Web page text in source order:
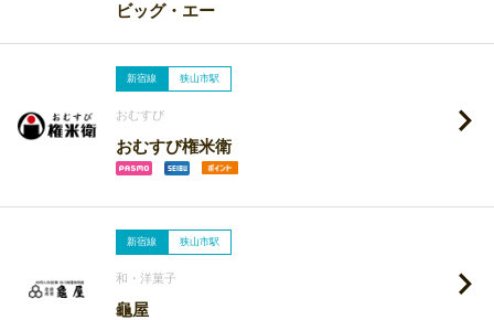
ビッグ・エー
新宿線 狭山市駅
おむすび
おむすび権米衛
新宿線 狭山市駅
和・洋菓子
龜屋